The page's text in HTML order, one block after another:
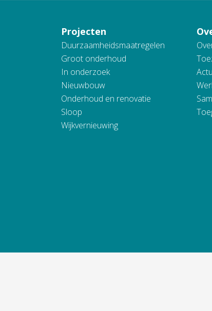
Projecten
Duurzaamheidsmaatregelen
Groot onderhoud
In onderzoek
Nieuwbouw
Onderhoud en renovatie
Sloop
Wijkvernieuwing